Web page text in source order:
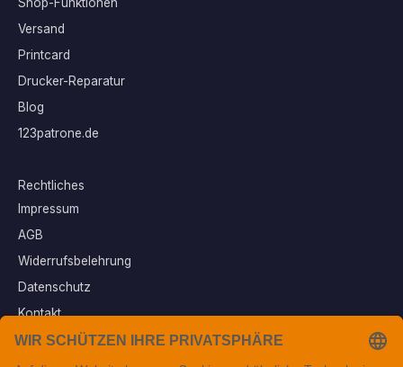
Versand
Printcard
Drucker-Reparatur
Blog
123patrone.de
Rechtliches
Impressum
AGB
Widerrufsbelehrung
Datenschutz
Kontakt
Vertrag widerrufen